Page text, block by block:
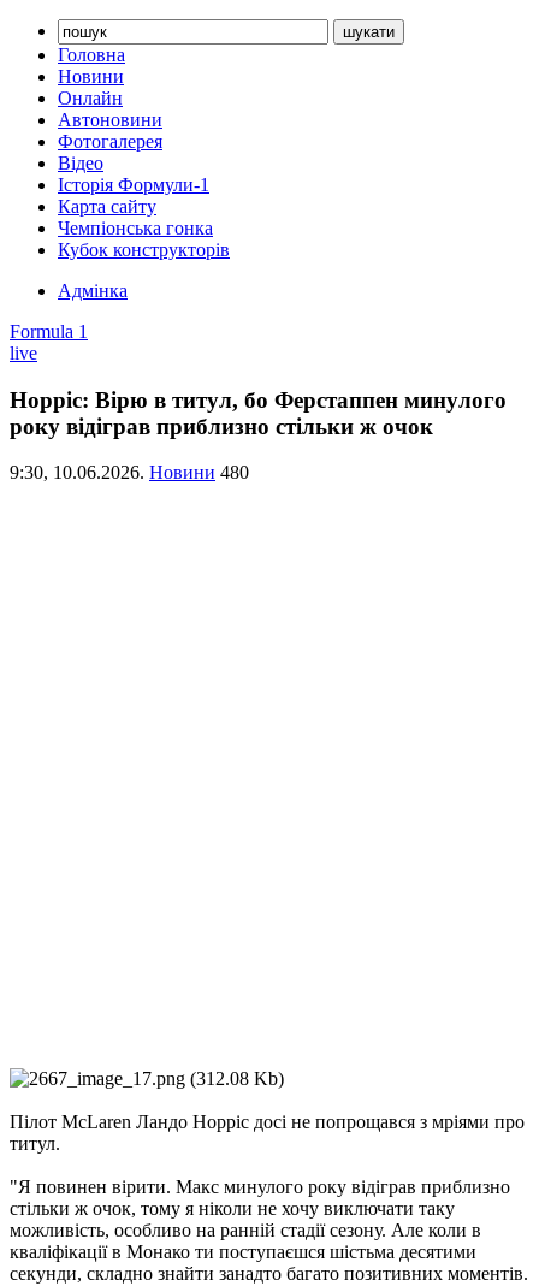
Головна
Новини
Онлайн
Автоновини
Фотогалерея
Відео
Історія Формули-1
Карта сайту
Чемпіонська гонка
Кубок конструкторів
Адмінка
Formula 1
live
Норріс: Вірю в титул, бо Ферстаппен минулого
року відіграв приблизно стільки ж очок
9:30, 10.06.2026. Новини 480
Пілот McLaren Ландо Норріс досі не попрощався з мріями про
титул.
"Я повинен вірити. Макс минулого року відіграв приблизно
стільки ж очок, тому я ніколи не хочу виключати таку
можливість, особливо на ранній стадії сезону. Але коли в
кваліфікації в Монако ти поступаєшся шістьма десятими
секунди, складно знайти занадто багато позитивних моментів.